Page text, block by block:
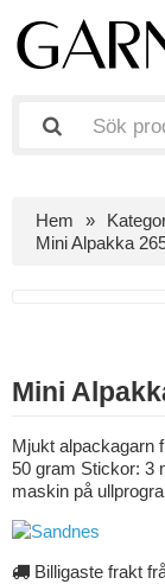
Hem
Mini Alpakka
Mini
Mjukt alpackagarn
50 gram Stickor: 3
maskin på
Billigaste frakt